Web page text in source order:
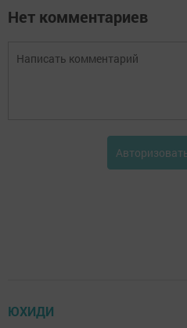
Нет комментариев
ЮХИДИ